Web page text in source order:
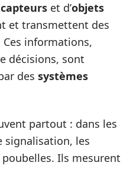
capteurs et d’objets
et transmettent des
informations,
décisions, sont
des systèmes
partout : dans les
signalisation, les
Ils mesurent